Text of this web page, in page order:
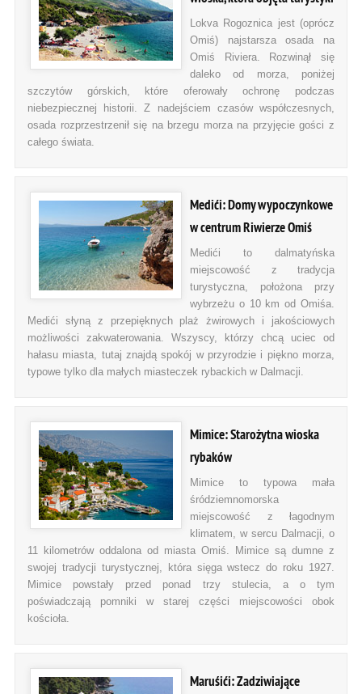
Lokva Rogoznica jest (oprócz
Omiś) najstarsza osada na
Omiś Riviera. Rozwinął się
daleko od morza, poniżej
szczytów górskich, które oferowały ochronę podczas
niebezpiecznej historii. Z nadejściem czasów współczesnych,
osada rozprzestrzenił się na brzegu morza na przyjęcie gości z
całego świata.
Medići: Domy wypoczynkowe
w centrum Riwierze Omiś
Medići to dalmatyńska
miejscowość z tradycja
turystyczna, położona przy
wybrzeżu o 10 km od Omiśa.
Medići słyną z przepięknych plaż żwirowych i jakościowych
możliwości zakwaterowania. Wszyscy, którzy chcą uciec od
hałasu miasta, tutaj znajdą spokój w przyrodzie i piękno morza,
typowe tylko dla małych miasteczek rybackich w Dalmacji.
Mimice: Starożytna wioska
rybaków
Mimice to typowa mała
śródziemnomorska
miejscowość z łagodnym
klimatem, w sercu Dalmacji, o
11 kilometrów oddalona od miasta Omiś. Mimice są dumne z
swojej tradycji turystycznej, która sięga wstecz do roku 1927.
Mimice powstały przed ponad trzy stulecia, a o tym
poświadczają pomniki w starej części miejscowości obok
kościoła.
Maruśići: Zadziwiające